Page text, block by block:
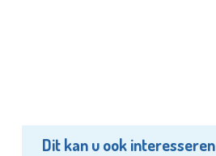
Dit kan u ook interesseren